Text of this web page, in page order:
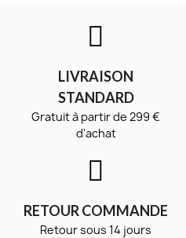
LIVRAISON
STANDARD
Gratuit à partir de 299 €
d'achat
RETOUR COMMANDE
Retour sous 14 jours